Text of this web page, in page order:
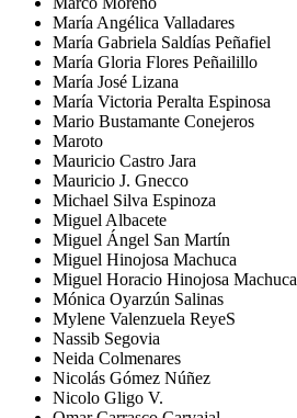
María Angélica Valladares
María Gabriela Saldías Peñafiel
María Gloria Flores Peñailillo
María José Lizana
María Victoria Peralta Espinosa
Mario Bustamante Conejeros
Maroto
Mauricio Castro Jara
Mauricio J. Gnecco
Michael Silva Espinoza
Miguel Albacete
Miguel Ángel San Martín
Miguel Hinojosa Machuca
Miguel Horacio Hinojosa Machuca
Mónica Oyarzún Salinas
Mylene Valenzuela ReyeS
Nassib Segovia
Neida Colmenares
Nicolás Gómez Núñez
Nicolo Gligo V.